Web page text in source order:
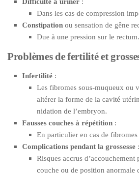
Dans les cas de compression
Constipation ou sensation de gêne
Due à une pression sur le rectum.
Problèmes de fertilité et
Infertilité :
Les fibromes sous-muqueux ou
altérer la forme de la cavité
nidation de l’embryon.
Fausses couches à répétition :
En particulier en cas de
Complications pendant la grossesse :
Risques accrus d’accouchement
couche ou de position anormale